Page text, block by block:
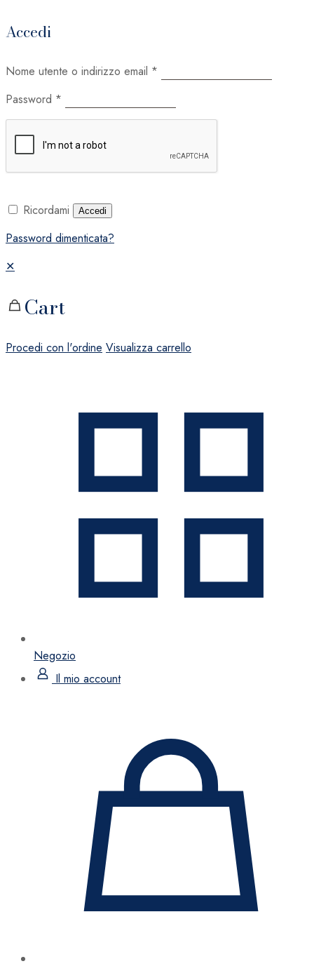
Accedi
Nome utente o indirizzo email *
Password *
Ricordami Accedi
Password dimenticata?
✕
Cart
Procedi con l'ordine Visualizza carrello
Negozio
Il mio account